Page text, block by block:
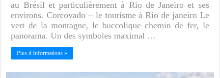
au Brésil et particulièrement à Rio de Janeiro et ses
environs. Corcovado – le tourisme à Rio de janeiro Le
vert de la montagne, le buccolique chemin de fer, le
panorama. Un des symboles maximal …
Plus d Informations »